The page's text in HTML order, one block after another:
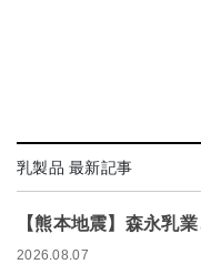
乳製品 最新記事
【熊本地震】森永乳
2026.08.07